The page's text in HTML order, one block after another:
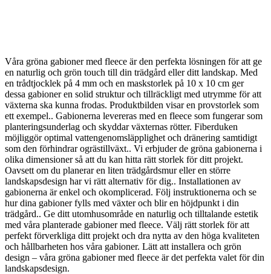
Våra gröna gabioner med fleece är den perfekta lösningen för att ge
en naturlig och grön touch till din trädgård eller ditt landskap. Med
en trådtjocklek på 4 mm och en maskstorlek på 10 x 10 cm ger
dessa gabioner en solid struktur och tillräckligt med utrymme för att
växterna ska kunna frodas. Produktbilden visar en provstorlek som
ett exempel.. Gabionerna levereras med en fleece som fungerar som
planteringsunderlag och skyddar växternas rötter. Fiberduken
möjliggör optimal vattengenomsläpplighet och dränering samtidigt
som den förhindrar ogrästillväxt.. Vi erbjuder de gröna gabionerna i
olika dimensioner så att du kan hitta rätt storlek för ditt projekt.
Oavsett om du planerar en liten trädgårdsmur eller en större
landskapsdesign har vi rätt alternativ för dig.. Installationen av
gabionerna är enkel och okomplicerad. Följ instruktionerna och se
hur dina gabioner fylls med växter och blir en höjdpunkt i din
trädgård.. Ge ditt utomhusområde en naturlig och tilltalande estetik
med våra planterade gabioner med fleece. Välj rätt storlek för att
perfekt förverkliga ditt projekt och dra nytta av den höga kvaliteten
och hållbarheten hos våra gabioner. Lätt att installera och grön
design – våra gröna gabioner med fleece är det perfekta valet för din
landskapsdesign.